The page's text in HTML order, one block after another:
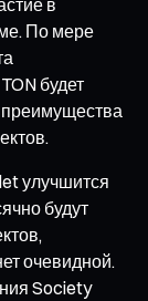
По мере
будет
преимущества
улучшится
будут
очевидной.
Society